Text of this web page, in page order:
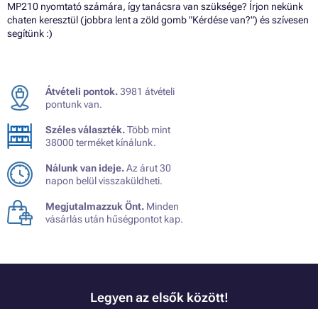
MP210 nyomtató számára, így tanácsra van szüksége? Írjon nekünk
chaten keresztül (jobbra lent a zöld gomb "Kérdése van?") és szívesen
segítünk :)
Átvételi pontok.3981 átvételi
pontunk van.
Széles választék.Több mint
38000 terméket kínálunk.
Nálunk van ideje.Az árut 30
napon belül visszaküldheti.
Megjutalmazzuk Önt. Minden
vásárlás után hűségpontot kap.
Legyen az elsők között!